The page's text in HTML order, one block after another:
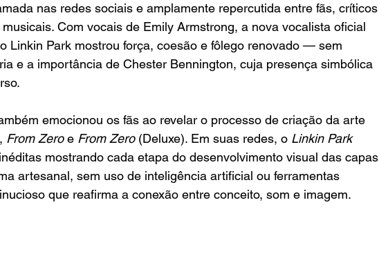
nas redes sociais e amplamente repercutida entre fãs, críticos
Com vocais de Emily Armstrong, a nova vocalista oficial
Linkin Park mostrou força, coesão e fôlego renovado — sem
e a importância de Chester Bennington, cuja presença simbólica
emocionou os fãs ao revelar o processo de criação da arte
From Zero e From Zero (Deluxe). Em suas redes, o Linkin Park
mostrando cada etapa do desenvolvimento visual das capas
artesanal, sem uso de inteligência artificial ou ferramentas
que reafirma a conexão entre conceito, som e imagem.